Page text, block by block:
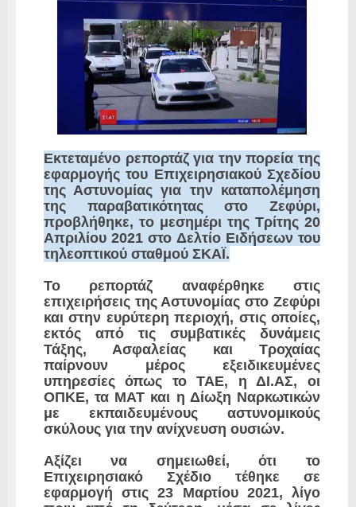
Εκτεταμένο ρεπορτάζ για την πορεία της
εφαρμογής του Επιχειρησιακού Σχεδίου
της Αστυνομίας για την καταπολέμηση
της παραβατικότητας στο Ζεφύρι,
προβλήθηκε, τo μεσημέρι της Τρίτης 20
Απριλίου 2021 στο Δελτίο Ειδήσεων του
τηλεοπτικού σταθμού ΣΚΑΪ.
Το ρεπορτάζ αναφέρθηκε στις
επιχειρήσεις της Αστυνομίας στο Ζεφύρι
και στην ευρύτερη περιοχή, στις οποίες,
εκτός από τις συμβατικές δυνάμεις
Τάξης, Ασφαλείας και Τροχαίας
παίρνουν μέρος εξειδικευμένες
υπηρεσίες όπως το ΤΑΕ, η ΔΙ.ΑΣ, οι
ΟΠΚΕ, τα ΜΑΤ και η Δίωξη Ναρκωτικών
με εκπαιδευμένους αστυνομικούς
σκύλους για την ανίχνευση ουσιών.
Αξίζει να σημειωθεί, ότι το
Επιχειρησιακό Σχέδιο τέθηκε σε
εφαρμογή στις 23 Μαρτίου 2021, λίγο